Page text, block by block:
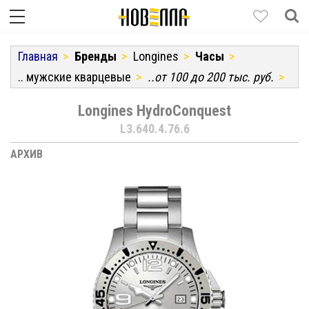
Главная Бренды Longines
Часы
.. мужские кварцевые
..от 100 до 200 тыс. руб.
Longines HydroConquest
L3.640.4.76.6
АРХИВ